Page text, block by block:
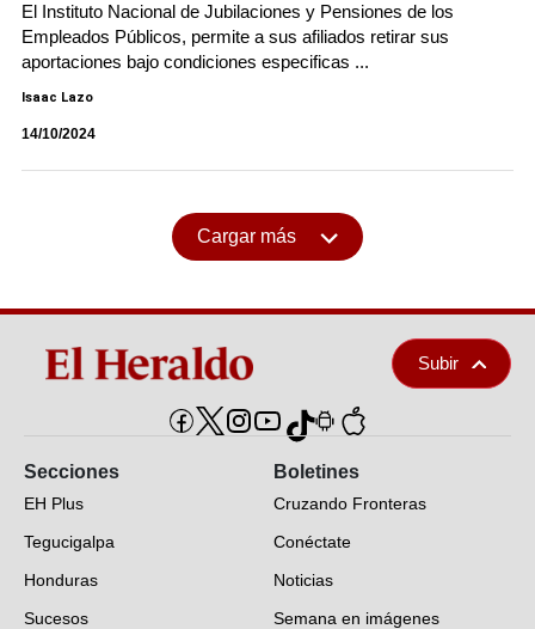
El Instituto Nacional de Jubilaciones y Pensiones de los
Empleados Públicos, permite a sus afiliados retirar sus
aportaciones bajo condiciones especificas ...
Isaac Lazo
14/10/2024
Cargar más
Subir
Secciones
EH Plus
Tegucigalpa
Honduras
Sucesos
Boletines
Cruzando Fronteras
Conéctate
Noticias
Semana en imágenes